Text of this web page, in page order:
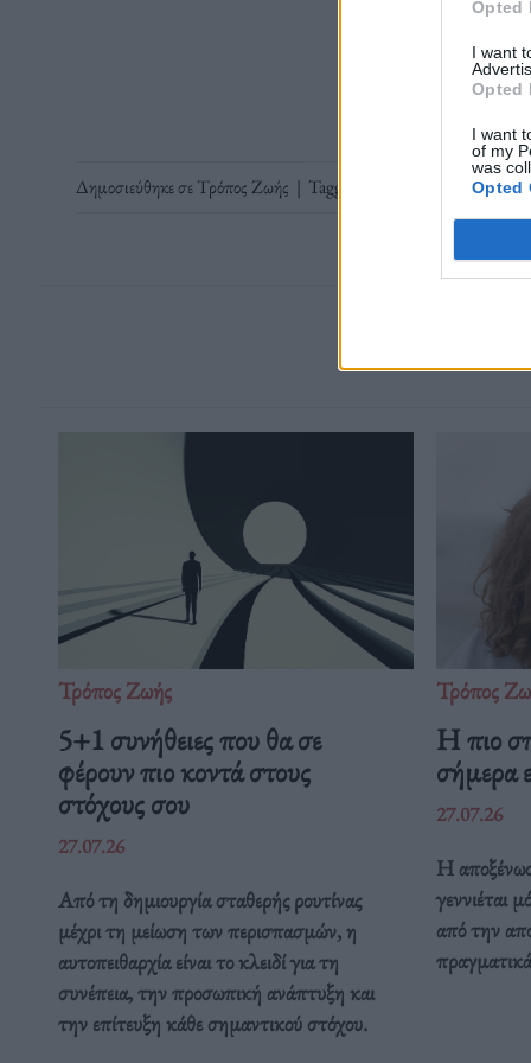
Opted
I want
Opted
I want
of my
was
Opted
Διαβάστε
Δημοσιεύθηκε σεΤρόπος Ζωής | Tagged Πλούσιος
Τρόπος Ζωής
5+1 συνήθειες που θα σε
φέρουν πιο κοντά στους
στόχους σου
27.07.26
Από τη δημιουργία σταθερής ρουτίνας
μέχρι τη μείωση των περισπασμών, η
αυτοπειθαρχία είναι το κλειδί για τη
συνέπεια, την προσωπική ανάπτυξη και
την επίτευξη κάθε σημαντικού στόχου.
Τρόπος
Η πιο
σήμερα
27.07.26
Η
γεννιέται
από την